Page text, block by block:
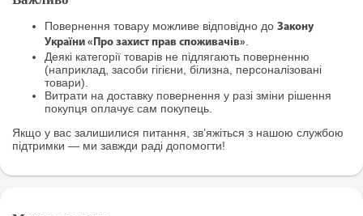
Повернення товару можливе відповідно до Закону
України «Про захист прав споживачів».
Деякі категорії товарів не підлягають поверненню
(наприклад, засоби гігієни, білизна, персоналізовані
товари).
Витрати на доставку повернення у разі зміни рішення
покупця оплачує сам покупець.
Якщо у вас залишилися питання, зв’яжіться з нашою службою
підтримки — ми завжди раді допомогти!